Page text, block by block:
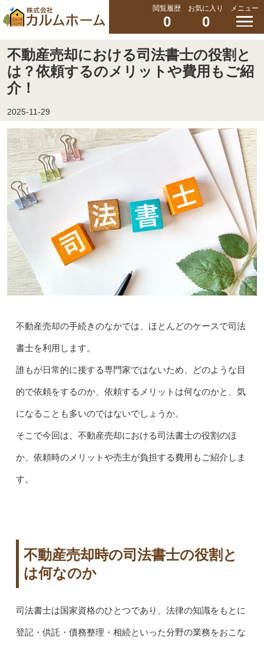
閲覧履歴
0
お気に入り
0
メニュー
不動産売却における司法書士の役割と
は？依頼するのメリットや費用もご紹
介！
2025-11-29
不動産売却の手続きのなかでは、ほとんどのケースで司法
書士を利用します。
誰もが日常的に接する専門家ではないため、どのような目
的で依頼をするのか、依頼するメリットは何なのかと、気
になることも多いのではないでしょうか。
そこで今回は、不動産売却における司法書士の役割のほ
か、依頼時のメリットや売主が負担する費用もご紹介しま
す。
不動産売却時の司法書士の役割と
は何なのか
司法書士は国家資格のひとつであり、法律の知識をもとに
登記・供託・債務整理・相続といった分野の業務をおこな